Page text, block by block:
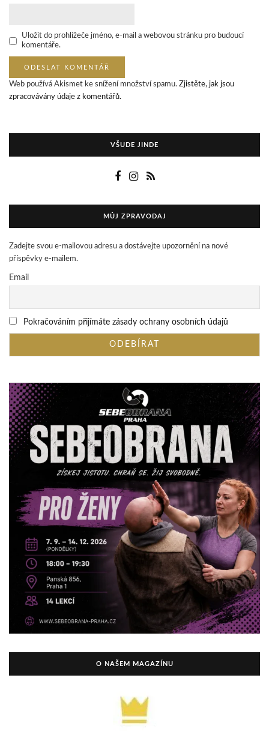
Uložit do prohlížeče jméno, e-mail a webovou stránku pro budoucí
komentáře.
Web používá Akismet ke snížení množství spamu. Zjistěte, jak jsou
zpracovávány údaje z komentářů.
VŠUDE JINDE
MŮJ ZPRAVODAJ
Zadejte svou e-mailovou adresu a dostávejte upozornění na nové
příspěvky e-mailem.
Email
Pokračováním přijímáte zásady ochrany osobních údajů
O NAŠEM MAGAZÍNU